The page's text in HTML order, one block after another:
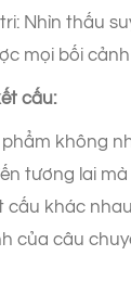
Nhìn thấu
mọi bối
cấu:
không
tương lai mà
cấu khác
của câu